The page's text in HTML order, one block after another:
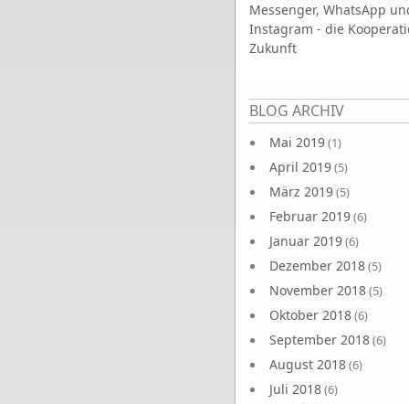
Messenger, WhatsApp
Instagram - die
Zukunft
BLOG ARCHIV
Mai 2019(1)
April 2019(5)
März 2019(5)
Februar 2019(6)
Januar 2019(6)
Dezember 2018(5)
November 2018(5)
Oktober 2018(6)
September 2018(6)
August 2018(6)
Juli 2018(6)
Seiten